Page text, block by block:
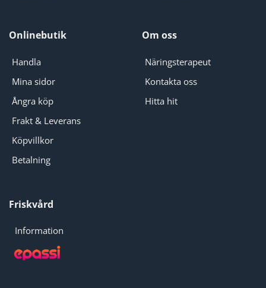
Onlinebutik
Handla
Mina sidor
Ångra köp
Frakt & Leverans
Köpvillkor
Betalning
Om oss
Näringsterapeut
Kontakta oss
Hitta hit
Friskvård
Information